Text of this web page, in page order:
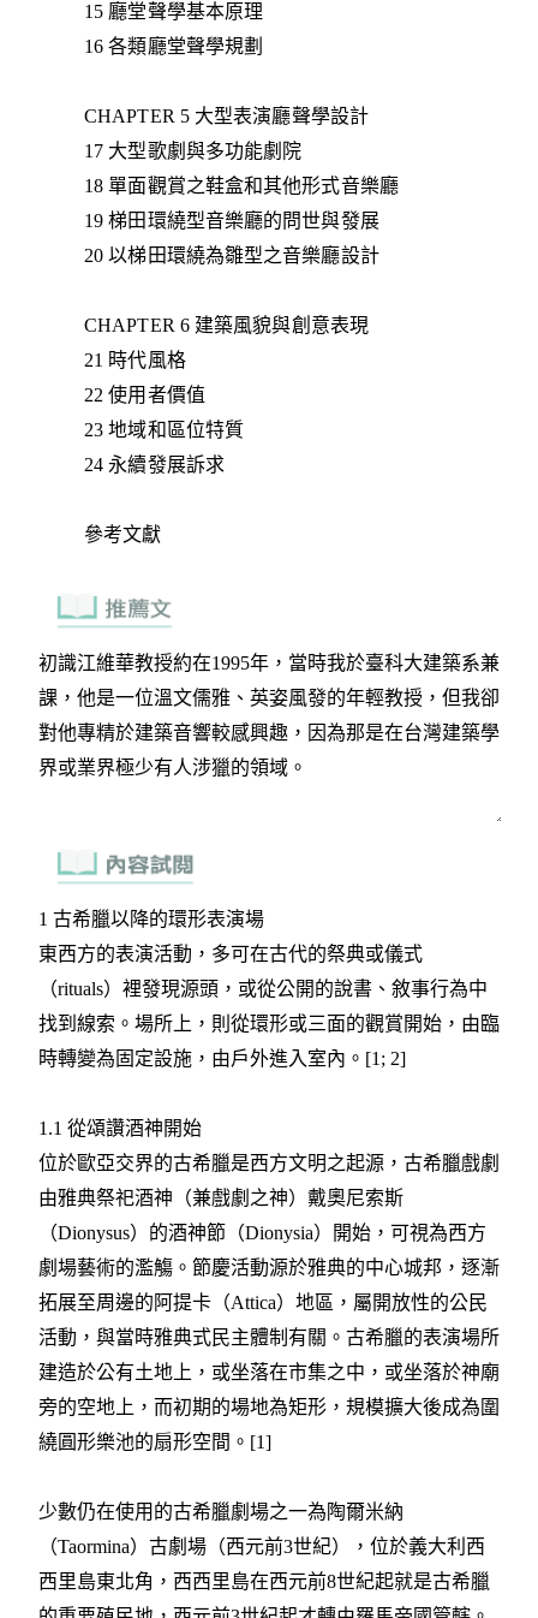
15 廳堂聲學基本原理
16 各類廳堂聲學規劃
CHAPTER 5 大型表演廳聲學設計
17 大型歌劇與多功能劇院
18 單面觀賞之鞋盒和其他形式音樂廳
19 梯田環繞型音樂廳的問世與發展
20 以梯田環繞為雛型之音樂廳設計
CHAPTER 6 建築風貌與創意表現
21 時代風格
22 使用者價值
23 地域和區位特質
24 永續發展訴求
參考文獻